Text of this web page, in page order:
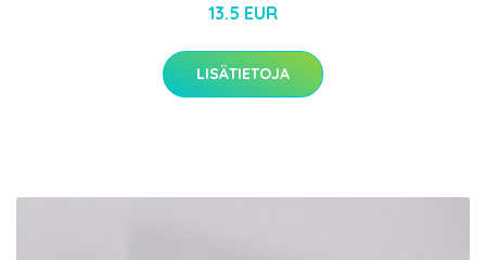
13.5 EUR
LISÄTIETOJA